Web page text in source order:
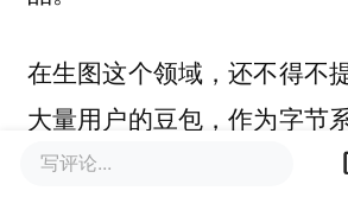
在生图这个领域，还不得不
大量用户的豆包，作为字节
定好，在剪映、飞书这些场
写评论...